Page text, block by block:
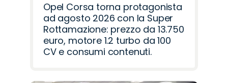
Opel Corsa torna protagonista
ad agosto 2026 con la Super
Rottamazione: prezzo da 13.750
euro, motore 1.2 turbo da 100
CV e consumi contenuti.